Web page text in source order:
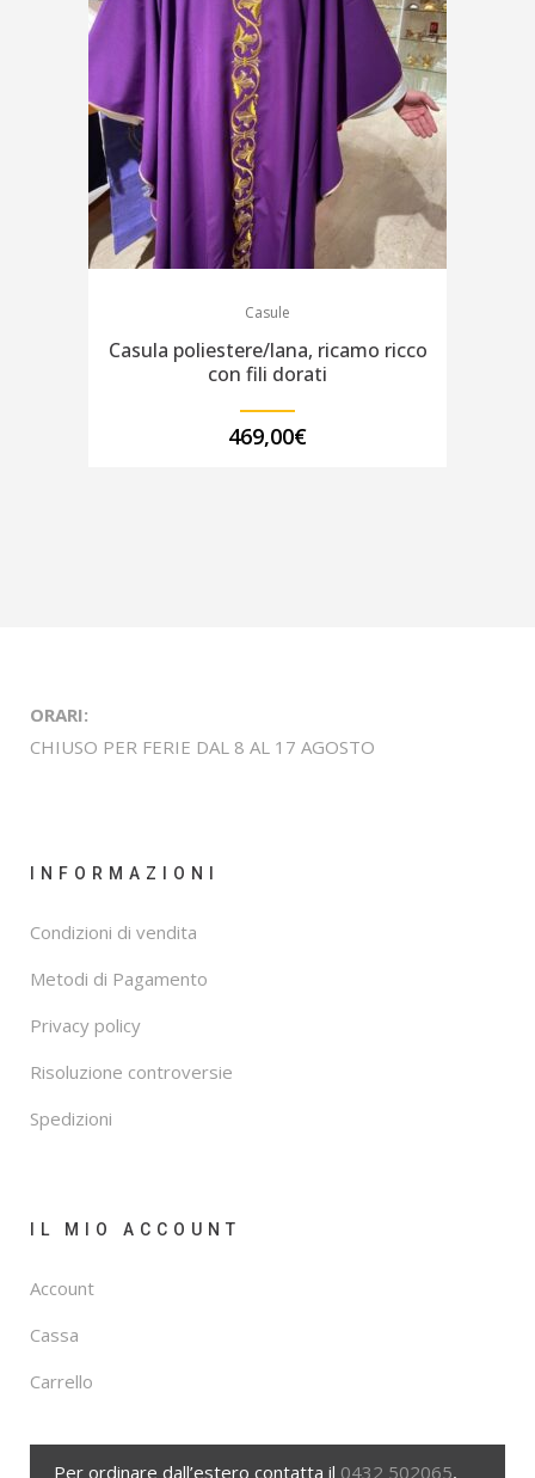
Casule
Casula poliestere/lana, ricamo ricco
con fili dorati
469,00€
ORARI:
CHIUSO PER FERIE DAL 8 AL 17 AGOSTO
INFORMAZIONI
Condizioni di vendita
Metodi di Pagamento
Privacy policy
Risoluzione controversie
Spedizioni
IL MIO ACCOUNT
Account
Cassa
Carrello
Per ordinare dall’estero contatta il 0432 502065,